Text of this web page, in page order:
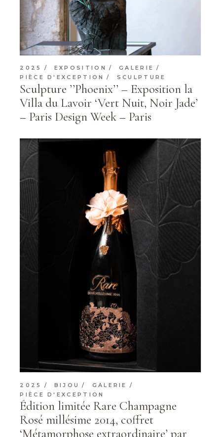
2025 EXPOSITION
GALERIE
PIÈCE D'EXCEPTION
SCULPTURE
Sculpture ’’Phoenix’’ – Exposition la
Villa du Lavoir ‘Vert Nuit, Noir Jade’
– Paris Design Week – Paris
2025 BIJOU
GALERIE
PIÈCE D'EXCEPTION
Édition limitée Rare Champagne
Rosé millésime 2014, coffret
‘Métamorphose extraordinaire’ par